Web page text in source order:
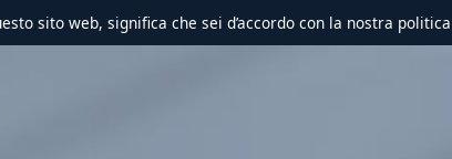
sito web, significa che sei d’accordo con la nostra